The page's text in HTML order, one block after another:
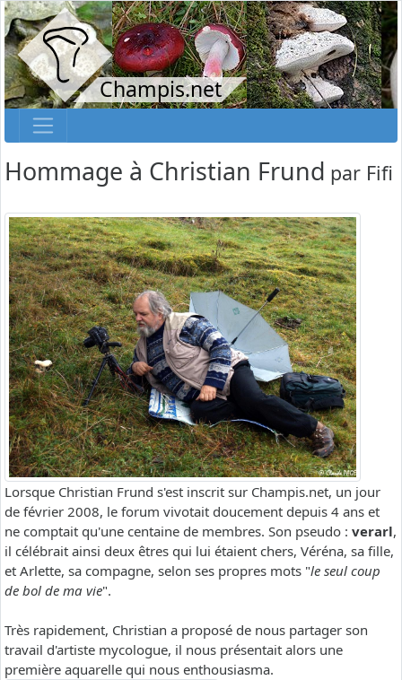
Champis.net
Hommage à Christian Frund par Fifi
Lorsque Christian Frund s'est inscrit sur Champis.net, un jour
de février 2008, le forum vivotait doucement depuis 4 ans et
ne comptait qu'une centaine de membres. Son pseudo : verarl,
il célébrait ainsi deux êtres qui lui étaient chers, Véréna, sa fille,
et Arlette, sa compagne, selon ses propres mots "le seul coup
de bol de ma vie".
Très rapidement, Christian a proposé de nous partager son
travail d'artiste mycologue, il nous présentait alors une
première aquarelle qui nous enthousiasma.